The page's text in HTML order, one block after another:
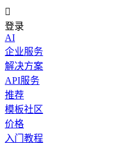

登录
AI
企业服务
解决方案
API服务
推荐
模板社区
价格
入门教程